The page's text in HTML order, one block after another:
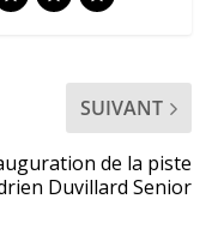
SUIVANT
de la piste
Duvillard Senior